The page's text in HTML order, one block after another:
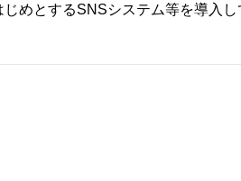
めとするSNSシステム等を導入し